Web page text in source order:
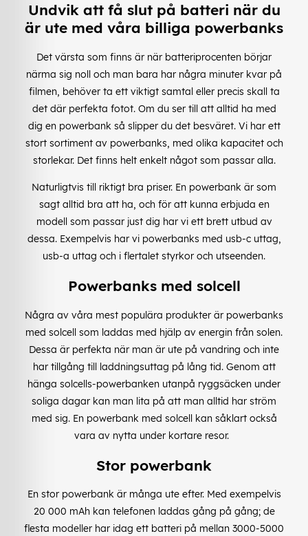
Undvik att få slut på batteri när du
är ute med våra billiga powerbanks
Det värsta som finns är när batteriprocenten börjar
närma sig noll och man bara har några minuter kvar på
filmen, behöver ta ett viktigt samtal eller precis skall ta
det där perfekta fotot. Om du ser till att alltid ha med
dig en powerbank så slipper du det besväret. Vi har ett
stort sortiment av powerbanks, med olika kapacitet och
storlekar. Det finns helt enkelt något som passar alla.
Naturligtvis till riktigt bra priser. En powerbank är som
sagt alltid bra att ha, och för att kunna erbjuda en
modell som passar just dig har vi ett brett utbud av
dessa. Exempelvis har vi powerbanks med usb-c uttag,
usb-a uttag och i flertalet styrkor och utseenden.
Powerbanks med solcell
Några av våra mest populära produkter är powerbanks
med solcell som laddas med hjälp av energin från solen.
Dessa är perfekta när man är ute på vandring och inte
har tillgång till laddningsuttag på lång tid. Genom att
hänga solcells-powerbanken utanpå ryggsäcken under
soliga dagar kan man lita på att man alltid har ström
med sig. En powerbank med solcell kan såklart också
vara av nytta under kortare resor.
Stor powerbank
En stor powerbank är många ute efter. Med exempelvis
20 000 mAh kan telefonen laddas gång på gång; de
flesta modeller har idag ett batteri på mellan 3000-5000